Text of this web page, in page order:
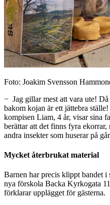
Foto: Joakim Svensson
− Jag gillar mest att vara ute!
bakom kojan är ett jättebra
kompisen Liam, 4 år, visar sina
berättar att det finns fyra
andra insekter som huserar på
Mycket återbrukat material
Barnen har precis klippt bandet i
nya förskola Backa Kyrkogata
förklarar upplägget för gästerna.